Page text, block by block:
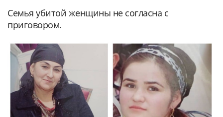
Семья убитой женщины не согласна с
приговором.